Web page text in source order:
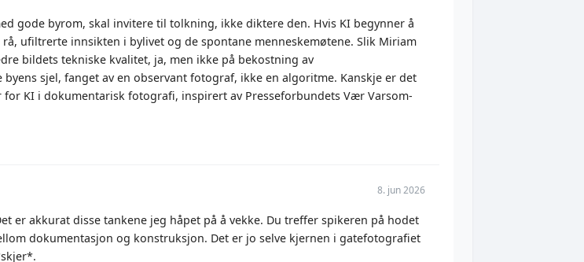
gode byrom, skal invitere til tolkning, ikke diktere den. Hvis KI begynner å
ufiltrerte innsikten i bylivet og de spontane menneskemøtene. Slik Miriam
bildets tekniske kvalitet, ja, men ikke på bekostning av
sjel, fanget av en observant fotograf, ikke en algoritme. Kanskje er det
KI i dokumentarisk fotografi, inspirert av Presseforbundets Vær Varsom-
8. jun 2026
er akkurat disse tankene jeg håpet på å vekke. Du treffer spikeren på hodet
dokumentasjon og konstruksjon. Det er jo selve kjernen i gatefotografiet